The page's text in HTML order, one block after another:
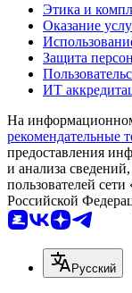
Этика и
Оказание
Защита
ИТ
На
рекомендательные
предоставления
и анализа
пользователей
Российской
Русский